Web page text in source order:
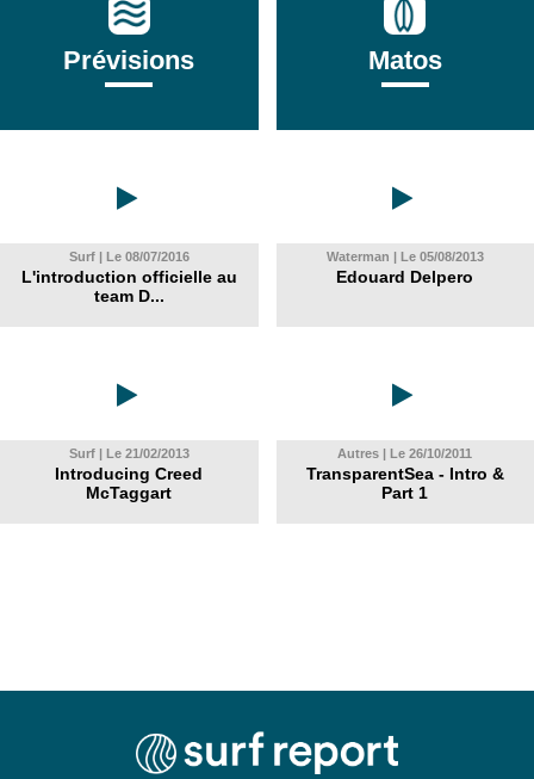
Prévisions Matos
Surf | Le 08/07/2016
L'introduction officielle au
team D...
Waterman | Le 05/08/2013
Edouard Delpero
Surf | Le 21/02/2013
Introducing Creed
McTaggart
Autres | Le 26/10/2011
TransparentSea - Intro &
Part 1